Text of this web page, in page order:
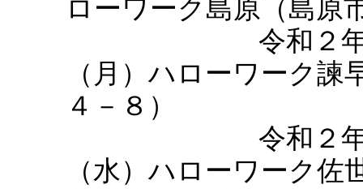
ローワーク島原（島原
令和２年１
（月）ハローワーク諫
４－８）
令和２年１
（水）ハローワーク佐